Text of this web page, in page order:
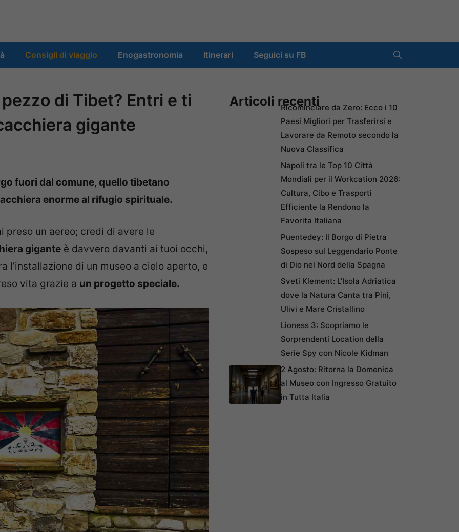
Consigli di viaggio Enogastronomia Itinerari Seguici su FB
di Tibet? Entri e ti
gigante
fuori dal comune, quello tibetano
enorme al rifugio spirituale.
preso un aereo; credi di avere le
gigante è davvero davanti ai tuoi occhi,
l’installazione di un museo a cielo aperto, e
vita grazie a un progetto speciale.
Articoli recentiRicominciare da Zero: Ecco i 10
Paesi Migliori per Trasferirsi e
Lavorare da Remoto secondo la
Nuova Classifica
Napoli tra le Top 10 Città
Mondiali per il Workcation 2026:
Cultura, Cibo e Trasporti
Efficiente la Rendono la
Favorita Italiana
Puentedey: Il Borgo di Pietra
Sospeso sul Leggendario Ponte
di Dio nel Nord della Spagna
Sveti Klement: L’Isola Adriatica
dove la Natura Canta tra Pini,
Ulivi e Mare Cristallino
Lioness 3: Scopriamo le
Sorprendenti Location della
Serie Spy con Nicole Kidman
2 Agosto: Ritorna la Domenica
al Museo con Ingresso Gratuito
in Tutta Italia